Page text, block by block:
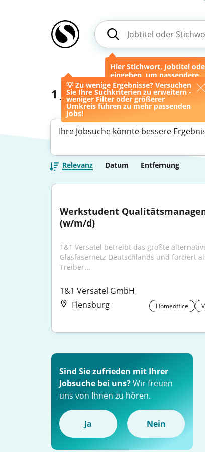
Hier Stichwort, Jobtitel
eingeben, um passendere
Ergebnisse zu erhalten.
💡 Zu wenige Ergebnisse? Versuchen
Sie Ihre Suchkriterien zu erweitern -
weniger Filter oder größerer
Umkreis führen zu mehr passenden
Jobs!
1 Jobs
Ihre Jobsuche könnte bessere
Relevanz Datum Entfernung
Werkstudent
(w/m/d)
1&1 Versatel betreibt das größte
Glasfasernetz Deutschlands und forciert
Treiber...
1&1 Versatel GmbH
Flensburg
Homeoffice
Sind Sie zufrieden mit Ihrer
Jobsuche bei uns?Wir freuen
uns von Ihnen zu hören.
Ja Nein